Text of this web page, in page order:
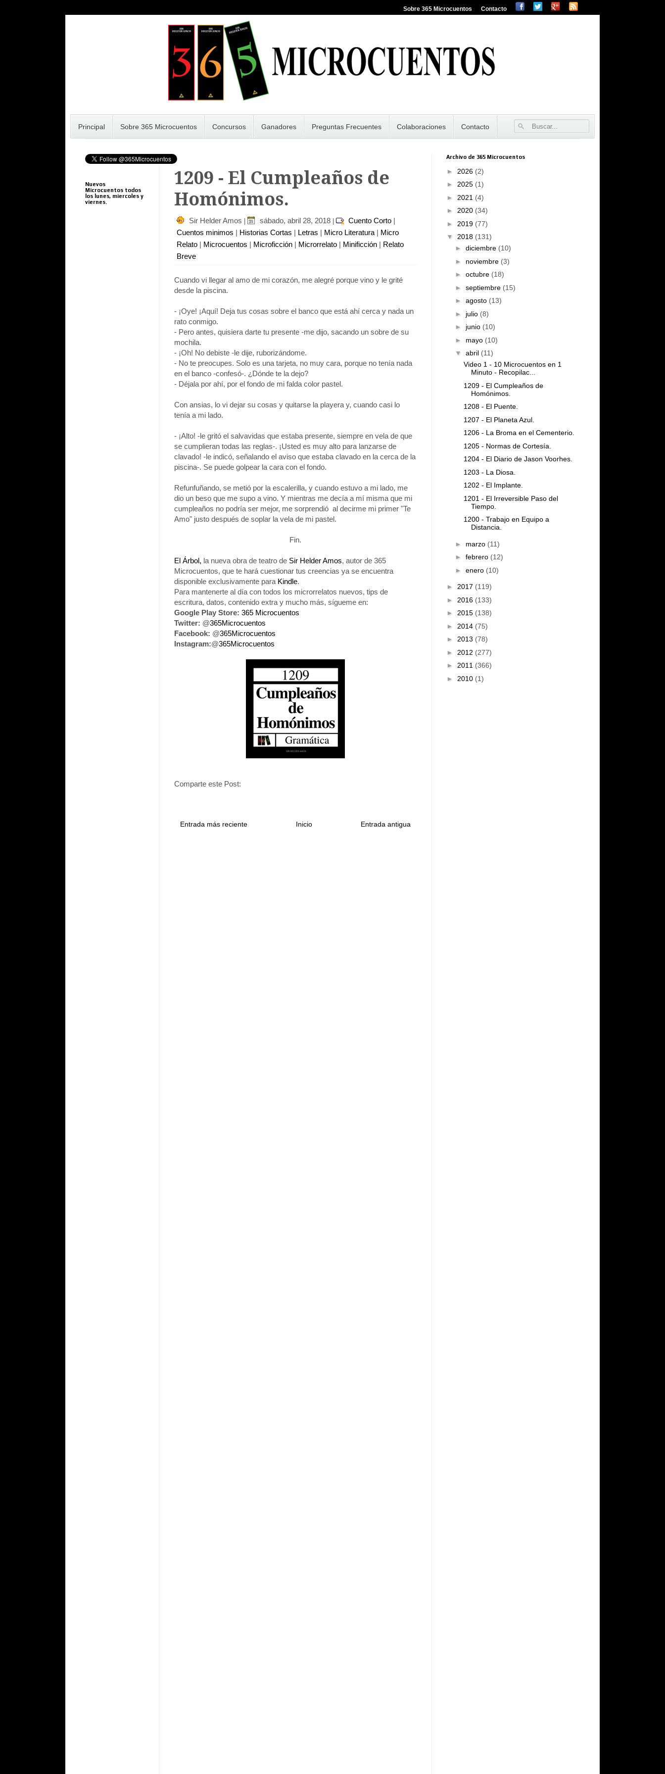
Sobre 365 Microcuentos Contacto
Principal Sobre 365 Microcuentos Concursos Ganadores Preguntas Frecuentes Colaboraciones Contacto
1209 - El Cumpleaños de
Homónimos.
Sir Helder Amos sábado, abril 28, 2018 Cuento Corto |
Cuentos minimos | Historias Cortas | Letras | Micro Literatura | Micro
Relato | Microcuentos | Microficción | Microrrelato | Minificción | Relato
Breve
Cuando vi llegar al amo de mi corazón, me alegré porque vino y le grité
desde la piscina.
- ¡Oye! ¡Aquí! Deja tus cosas sobre el banco que está ahí cerca y nada un
rato conmigo.
- Pero antes, quisiera darte tu presente -me dijo, sacando un sobre de su
mochila.
- ¡Oh! No debiste -le dije, ruborizándome.
- No te preocupes. Solo es una tarjeta, no muy cara, porque no tenía nada
en el banco -confesó-. ¿Dónde te la dejo?
- Déjala por ahí, por el fondo de mi falda color pastel.
Con ansias, lo vi dejar su cosas y quitarse la playera y, cuando casi lo
tenía a mi lado.
- ¡Alto! -le gritó el salvavidas que estaba presente, siempre en vela de que
se cumplieran todas las reglas-. ¡Usted es muy alto para lanzarse de
clavado! -le indicó, señalando el aviso que estaba clavado en la cerca de la
piscina-. Se puede golpear la cara con el fondo.
Refunfuñando, se metió por la escalerilla, y cuando estuvo a mi lado, me
dio un beso que me supo a vino. Y mientras me decía a mí misma que mi
cumpleaños no podría ser mejor, me sorprendió al decirme mi primer "Te
Amo" justo después de soplar la vela de mi pastel.
Fin.
El Árbol, la nueva obra de teatro de Sir Helder Amos, autor de 365
Microcuentos, que te hará cuestionar tus creencias ya se encuentra
disponible exclusivamente para Kindle.
Para mantenerte al día con todos los microrrelatos nuevos, tips de
escritura, datos, contenido extra y mucho más, sígueme en:
Google Play Store: 365 Microcuentos
Twitter: @365Microcuentos
Facebook: @365Microcuentos
Instagram:@365Microcuentos
Comparte este Post:
Entrada más reciente Entrada antigua
Inicio
Nuevos
Microcuentos todos
los lunes, miercoles y
viernes.
Archivo de 365 Microcuentos
► 2026 (2)
► 2025 (1)
► 2021 (4)
► 2020 (34)
► 2019 (77)
▼ 2018 (131)
► diciembre (10)
► noviembre (3)
► octubre (18)
► septiembre (15)
► agosto (13)
► julio (8)
► junio (10)
► mayo (10)
▼ abril (11)
Video 1 - 10 Microcuentos en 1
Minuto - Recopilac...
1209 - El Cumpleaños de
Homónimos.
1208 - El Puente.
1207 - El Planeta Azul.
1206 - La Broma en el Cementerio.
1205 - Normas de Cortesía.
1204 - El Diario de Jason Voorhes.
1203 - La Diosa.
1202 - El Implante.
1201 - El Irreversible Paso del
Tiempo.
1200 - Trabajo en Equipo a
Distancia.
► marzo (11)
► febrero (12)
► enero (10)
► 2017 (119)
► 2016 (133)
► 2015 (138)
► 2014 (75)
► 2013 (78)
► 2012 (277)
► 2011 (366)
► 2010 (1)